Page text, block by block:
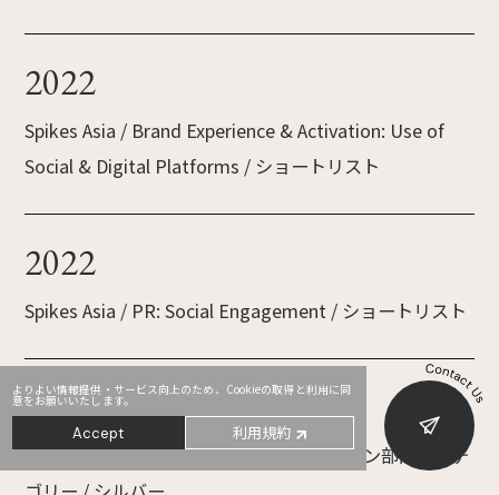
よりよい情報提供・サービス向上のため、Cookieの取得と利用に同
意をお願いいたします。
Accept 利用規約
2022
Spikes Asia / Brand Experience & Activation: Use of
Social & Digital Platforms / ショートリスト
2022
Spikes Asia / PR: Social Engagement / ショートリスト
2021
61th ACC / ブランデッドコミュニケーション部門 Dカテ